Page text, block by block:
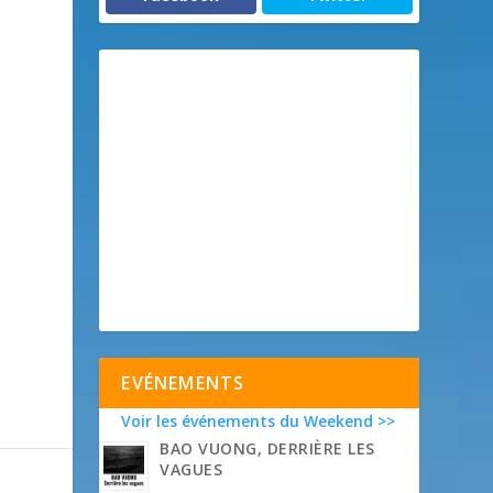
EVÉNEMENTS
Voir les événements du Weekend >>
BAO VUONG, DERRIÈRE LES
VAGUES